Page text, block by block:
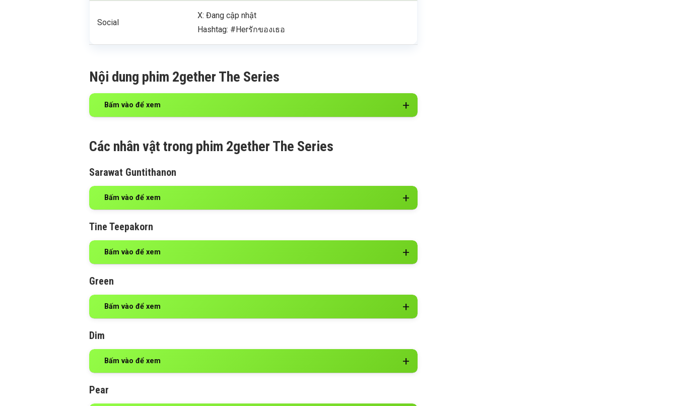
Social
X: Đang cập nhật
Hashtag: #Herรักของเธอ
Nội dung phim 2gether The Series
Bấm vào để xem
Các nhân vật trong phim 2gether The Series
Sarawat Guntithanon
Bấm vào để xem
Tine Teepakorn
Bấm vào để xem
Green
Bấm vào để xem
Dim
Bấm vào để xem
Pear